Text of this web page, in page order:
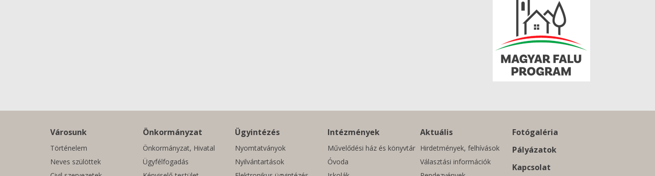
Városunk
Történelem
Neves szülöttek
Önkormányzat
Önkormányzat, Hivatal
Ügyfélfogadás
Ügyintézés
Nyomtatványok
Nyilvántartások
Intézmények
Művelődési ház és könyvtár
Óvoda
Aktuális
Hirdetmények, felhívások
Választási információk
Fotógaléria
Pályázatok
Kapcsolat